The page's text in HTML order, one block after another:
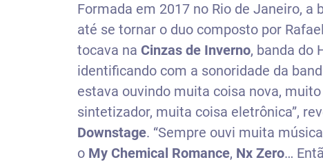
Formada em 2017 no Rio de Janeiro,
até se tornar o duo composto por
tocava na Cinzas de Inverno, banda do
identificando com a sonoridade da
estava ouvindo muita coisa nova, muito
sintetizador, muita coisa eletrônica”,
Downstage. “Sempre ouvi muita
o My Chemical Romance, Nx Zero…